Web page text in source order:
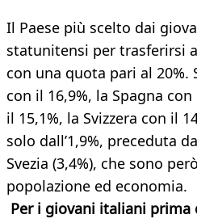
Il Paese più scelto dai
statunitensi per trasferirsi
con una quota pari al 20%.
con il 16,9%, la Spagna
il 15,1%, la Svizzera con il
solo dall’1,9%, preceduta
Svezia (3,4%), che sono
popolazione ed economia.
Per i giovani italiani prima